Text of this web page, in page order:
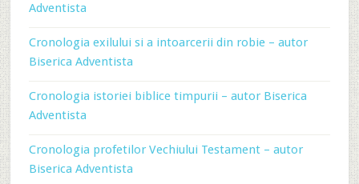
Adventista
Cronologia exilului si a intoarcerii din robie – autor
Biserica Adventista
Cronologia istoriei biblice timpurii – autor Biserica
Adventista
Cronologia profetilor Vechiului Testament – autor
Biserica Adventista